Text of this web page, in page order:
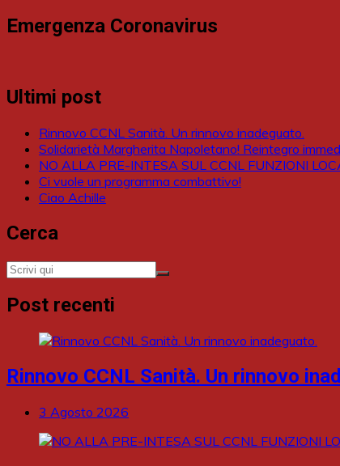
Emergenza Coronavirus
Ultimi post
Rinnovo CCNL Sanità. Un rinnovo inadeguato.
Solidarietà Margherita Napoletano! Reintegro
NO ALLA PRE-INTESA SUL CCNL FUNZIONI
Ci vuole un programma combattivo!
Ciao Achille
Cerca
Post recenti
Rinnovo CCNL Sanità. Un rinnovo
3 Agosto 2026